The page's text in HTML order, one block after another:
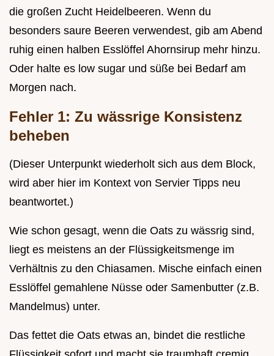
die großen Zucht Heidelbeeren. Wenn du
besonders saure Beeren verwendest, gib am Abend
ruhig einen halben Esslöffel Ahornsirup mehr hinzu.
Oder halte es low sugar und süße bei Bedarf am
Morgen nach.
Fehler 1: Zu wässrige Konsistenz
beheben
(Dieser Unterpunkt wiederholt sich aus dem Block,
wird aber hier im Kontext von Servier Tipps neu
beantwortet.)
Wie schon gesagt, wenn die Oats zu wässrig sind,
liegt es meistens an der Flüssigkeitsmenge im
Verhältnis zu den Chiasamen. Mische einfach einen
Esslöffel gemahlene Nüsse oder Samenbutter (z.B.
Mandelmus) unter.
Das fettet die Oats etwas an, bindet die restliche